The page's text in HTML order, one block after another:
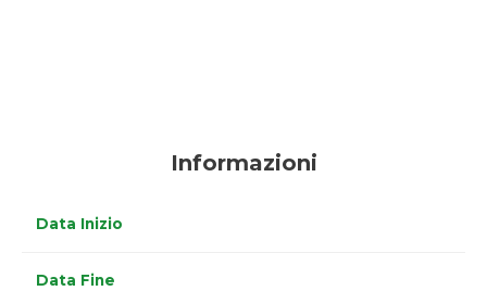
Informazioni
Data Inizio
Data Fine